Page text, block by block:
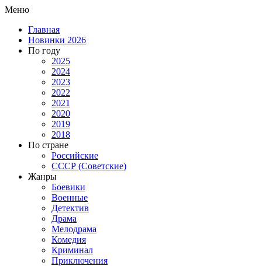
Меню
Главная
Новинки 2026
По году
2025
2024
2023
2022
2021
2020
2019
2018
По стране
Российские
СССР (Советские)
Жанры
Боевики
Военные
Детектив
Драма
Мелодрама
Комедия
Криминал
Приключения